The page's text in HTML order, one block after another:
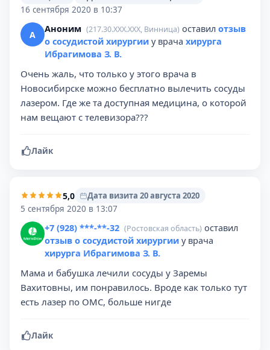
16 сентября 2020 в 10:37
А Аноним (217.30.XXX.XXX, Винница) оставил отзыв
о сосудистой хирургии у врача хирурга
Ибрагимова З. В.
Очень жаль, что только у этого врача в
Новосибирске можно бесплатно вылечить сосуды
лазером. Где же та доступная медицина, о которой
нам вещают с телевизора???
Лайк
5,0
Дата визита 20 августа 2020
5 сентября 2020 в 13:07
+7 (928) ***-**-32 (Ростовская область) оставил
отзыв о сосудистой хирургии у врача
хирурга Ибрагимова З. В.
Мама и бабушка лечили сосуды у Заремы
Вахитовны, им понравилось. Вроде как только тут
есть лазер по ОМС, больше нигде
Лайк